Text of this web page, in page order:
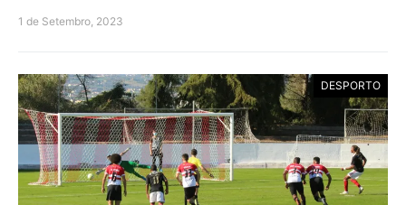
1 de Setembro, 2023
DESPORTO